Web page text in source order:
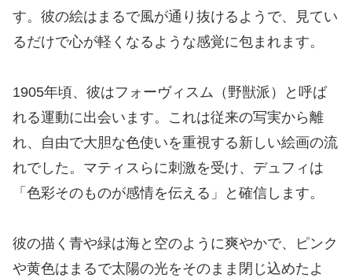
す。彼の絵はまるで風が通り抜けるようで、見てい
るだけで心が軽くなるような感覚に包まれます。
1905年頃、彼はフォーヴィスム（野獣派）と呼ば
れる運動に出会います。これは従来の写実から離
れ、自由で大胆な色使いを重視する新しい絵画の流
れでした。マティスらに刺激を受け、デュフィは
「色彩そのものが感情を伝える」と確信します。
彼の描く青や緑は海と空のように爽やかで、ピンク
や黄色はまるで太陽の光をそのまま閉じ込めたよ